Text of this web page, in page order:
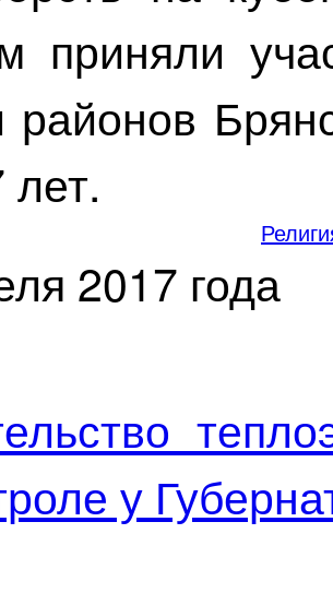
приняли
районов
2017 года
у